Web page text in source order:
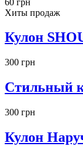
Хиты продаж
Кулон
300 грн
Стильный
300 грн
Кулон